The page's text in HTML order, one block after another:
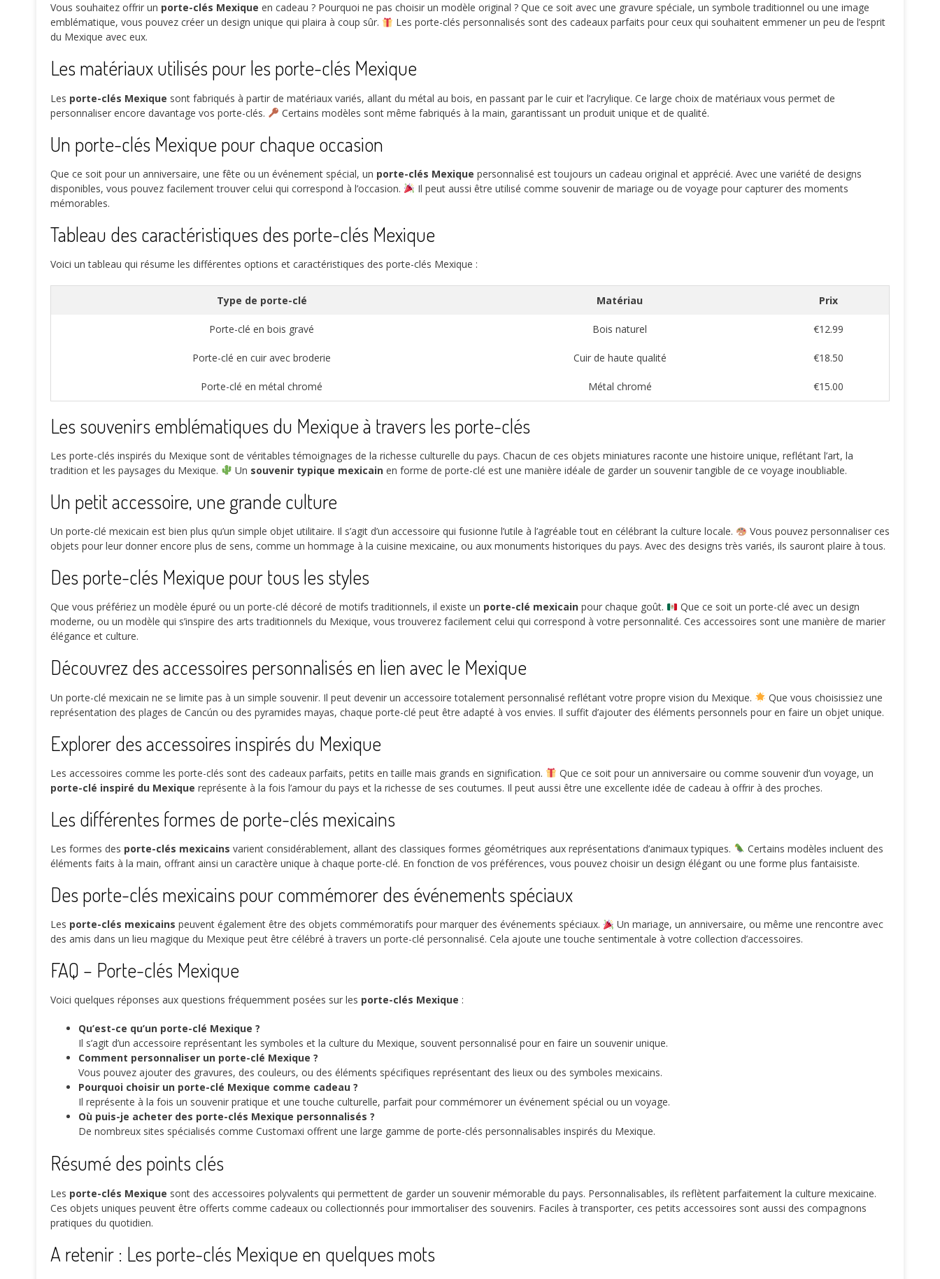
Vous souhaitez offrir un porte-clés Mexique en cadeau ? Pourquoi ne pas choisir un modèle original ? Que ce soit avec une gravure spéciale, un symbole traditionnel ou une image
emblématique, vous pouvez créer un design unique qui plaira à coup sûr.
Les porte-clés personnalisés sont des cadeaux parfaits pour ceux qui souhaitent emmener un peu de l’esprit
du Mexique avec eux.
Les matériaux utilisés pour les porte-clés Mexique
Les porte-clés Mexique sont fabriqués à partir de matériaux variés, allant du métal au bois, en passant par le cuir et l’acrylique. Ce large choix de matériaux vous permet de
personnaliser encore davantage vos porte-clés.
Certains modèles sont même fabriqués à la main, garantissant un produit unique et de qualité.
Un porte-clés Mexique pour chaque occasion
Que ce soit pour un anniversaire, une fête ou un événement spécial, un porte-clés Mexique personnalisé est toujours un cadeau original et apprécié. Avec une variété de designs
disponibles, vous pouvez facilement trouver celui qui correspond à l’occasion.
Il peut aussi être utilisé comme souvenir de mariage ou de voyage pour capturer des moments
mémorables.
Tableau des caractéristiques des porte-clés Mexique
Voici un tableau qui résume les différentes options et caractéristiques des porte-clés Mexique :
Type de porte-clé Matériau Prix
Porte-clé en bois gravé Bois naturel €12.99
Porte-clé en cuir avec broderie Cuir de haute qualité €18.50
Porte-clé en métal chromé Métal chromé €15.00
Les souvenirs emblématiques du Mexique à travers les porte-clés
Les porte-clés inspirés du Mexique sont de véritables témoignages de la richesse culturelle du pays. Chacun de ces objets miniatures raconte une histoire unique, reflétant l’art, la
tradition et les paysages du Mexique.
Un souvenir typique mexicainen forme de porte-clé est une manière idéale de garder un souvenir tangible de ce voyage inoubliable.
Un petit accessoire, une grande culture
Un porte-clé mexicain est bien plus qu’un simple objet utilitaire. Il s’agit d’un accessoire qui fusionne l’utile à l’agréable tout en célébrant la culture locale.
Vous pouvez personnaliser ces
objets pour leur donner encore plus de sens, comme un hommage à la cuisine mexicaine, ou aux monuments historiques du pays. Avec des designs très variés, ils sauront plaire à tous.
Des porte-clés Mexique pour tous les styles
Que vous préfériez un modèle épuré ou un porte-clé décoré de motifs traditionnels, il existe un porte-clé mexicain pour chaque goût.
Que ce soit un porte-clé avec un design
moderne, ou un modèle qui s’inspire des arts traditionnels du Mexique, vous trouverez facilement celui qui correspond à votre personnalité. Ces accessoires sont une manière de marier
élégance et culture.
Découvrez des accessoires personnalisés en lien avec le Mexique
Un porte-clé mexicain ne se limite pas à un simple souvenir. Il peut devenir un accessoire totalement personnalisé reflétant votre propre vision du Mexique.
Que vous choisissiez une
représentation des plages de Cancún ou des pyramides mayas, chaque porte-clé peut être adapté à vos envies. Il suffit d’ajouter des éléments personnels pour en faire un objet unique.
Explorer des accessoires inspirés du Mexique
Les accessoires comme les porte-clés sont des cadeaux parfaits, petits en taille mais grands en signification.
Que ce soit pour un anniversaire ou comme souvenir d’un voyage, un
porte-clé inspiré du Mexique représente à la fois l’amour du pays et la richesse de ses coutumes. Il peut aussi être une excellente idée de cadeau à offrir à des proches.
Les différentes formes de porte-clés mexicains
Les formes des porte-clés mexicains varient considérablement, allant des classiques formes géométriques aux représentations d’animaux typiques.
Certains modèles incluent des
éléments faits à la main, offrant ainsi un caractère unique à chaque porte-clé. En fonction de vos préférences, vous pouvez choisir un design élégant ou une forme plus fantaisiste.
Des porte-clés mexicains pour commémorer des événements spéciaux
Les porte-clés mexicains peuvent également être des objets commémoratifs pour marquer des événements spéciaux.
Un mariage, un anniversaire, ou même une rencontre avec
des amis dans un lieu magique du Mexique peut être célébré à travers un porte-clé personnalisé. Cela ajoute une touche sentimentale à votre collection d’accessoires.
FAQ – Porte-clés Mexique
Voici quelques réponses aux questions fréquemment posées sur les porte-clés Mexique :
Qu’est-ce qu’un porte-clé Mexique ?
Il s’agit d’un accessoire représentant les symboles et la culture du Mexique, souvent personnalisé pour en faire un souvenir unique.
Comment personnaliser un porte-clé Mexique ?
Vous pouvez ajouter des gravures, des couleurs, ou des éléments spécifiques représentant des lieux ou des symboles mexicains.
Pourquoi choisir un porte-clé Mexique comme cadeau ?
Il représente à la fois un souvenir pratique et une touche culturelle, parfait pour commémorer un événement spécial ou un voyage.
Où puis-je acheter des porte-clés Mexique personnalisés ?
De nombreux sites spécialisés comme Customaxi offrent une large gamme de porte-clés personnalisables inspirés du Mexique.
Résumé des points clés
Les porte-clés Mexique sont des accessoires polyvalents qui permettent de garder un souvenir mémorable du pays. Personnalisables, ils reflètent parfaitement la culture mexicaine.
Ces objets uniques peuvent être offerts comme cadeaux ou collectionnés pour immortaliser des souvenirs. Faciles à transporter, ces petits accessoires sont aussi des compagnons
pratiques du quotidien.
A retenir : Les porte-clés Mexique en quelques mots